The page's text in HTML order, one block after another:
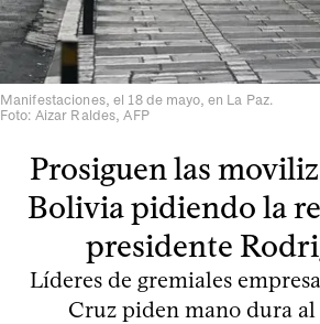
Manifestaciones, el 18 de mayo, en La Paz.
Foto: Aizar Raldes, AFP
Prosiguen las
Bolivia pidiendo la
presidente
Líderes de gremiales
Cruz piden mano dura